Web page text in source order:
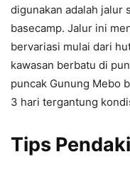
digunakan adalah jalur
basecamp. Jalur ini
bervariasi mulai dari
kawasan berbatu di
puncak Gunung Mebo
3 hari tergantung
Tips